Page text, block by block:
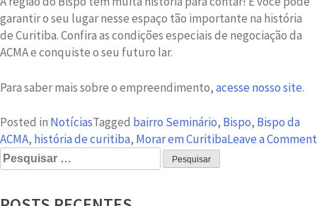
garantir o seu lugar nesse espaço tão importante na história
de Curitiba. Confira as condições especiais de negociação da
ACMA e conquiste o seu futuro lar.
Para saber mais sobre o empreendimento,acesse nosso site.
Posted in NotíciasTagged bairro Seminário, Bispo, Bispo da
ACMA, história de curitiba, Morar em CuritibaLeave a Comment
Pesquisar
por: